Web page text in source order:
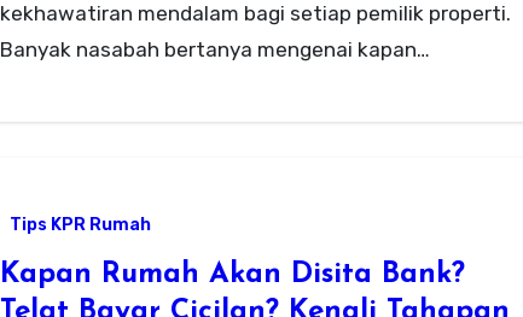
kekhawatiran mendalam bagi setiap pemilik properti.
Banyak nasabah bertanya mengenai kapan…
Tips KPR Rumah
Kapan Rumah Akan Disita Bank?